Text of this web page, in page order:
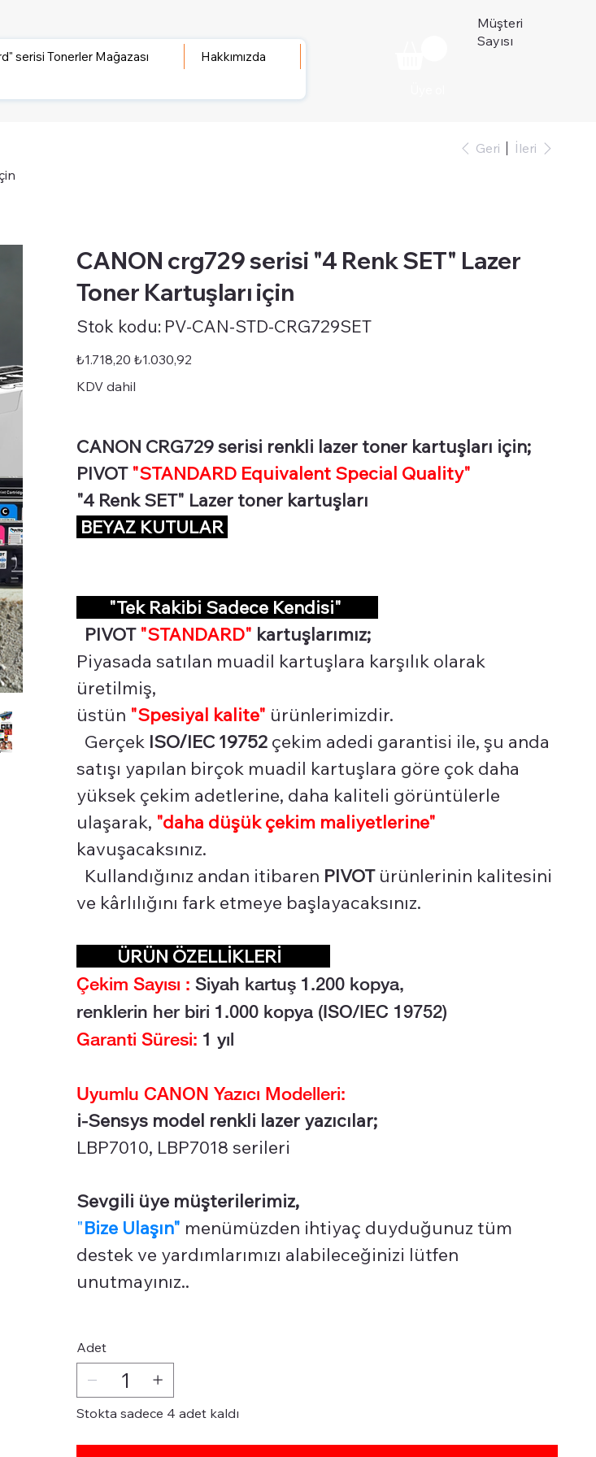
serisi Tonerler Mağazası
Hakkımızda
Müşteri
Sayısı
Geri İleri
CANON crg729 serisi "4 Renk SET" Lazer
Toner Kartuşları için
Stok kodu:
kodu:
STD-
CRG729SET
PV-CAN-STD-CRG729SET
Orijinal
fiyat
₺1.718,20 İndirimli
fiyat
₺1.030,92
KDV dahil
CANON CRG729 serisi renkli lazer toner kartuşları için;
PIVOT "STANDARD Equivalent Special Quality"
"4 Renk SET" Lazer toner kartuşları
BEYAZ KUTULAR
"Tek Rakibi Sadece Kendisi"
PIVOT "STANDARD" kartuşlarımız;
Piyasada satılan muadil kartuşlara karşılık olarak
üretilmiş,
üstün "Spesiyal kalite" ürünlerimizdir.
Gerçek ISO/IEC 19752 çekim adedi garantisi ile, şu anda
satışı yapılan birçok muadil kartuşlara göre çok daha
yüksek çekim adetlerine, daha kaliteli görüntülerle
ulaşarak, "daha düşük çekim maliyetlerine"
kavuşacaksınız.
Kullandığınız andan itibaren PIVOTürünlerinin kalitesini
ve kârlılığını fark etmeye başlayacaksınız.
ÜRÜN ÖZELLİKLERİ
Çekim Sayısı : Siyah kartuş 1.200 kopya,
renklerin her biri 1.000 kopya (ISO/IEC 19752)
Garanti Süresi: 1 yıl
Uyumlu CANON Yazıcı Modelleri:
i-Sensys model renkli lazer yazıcılar;
LBP7010, LBP7018 serileri
Sevgili üye müşterilerimiz,
"Bize Ulaşın" menümüzden ihtiyaç duyduğunuz tüm
destek ve yardımlarımızı alabileceğinizi lütfen
unutmayınız..
Adet
Stokta sadece 4 adet kaldı